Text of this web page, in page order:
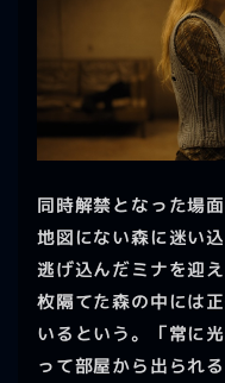
同時解禁となった場
地図にない森に迷い
逃げ込んだミナを迎
枚隔てた森の中には
いるという。「常に
って部屋から出られ